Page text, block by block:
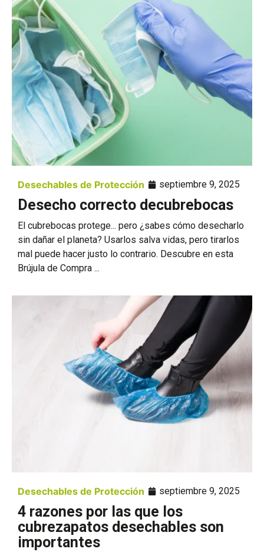
Desechables de Protección septiembre 9, 2025
Desecho correcto decubrebocas
El cubrebocas protege... pero ¿sabes cómo desecharlo
sin dañar el planeta? Usarlos salva vidas, pero tirarlos
mal puede hacer justo lo contrario. Descubre en esta
Brújula de Compra ...
Desechables de Protección septiembre 9, 2025
4 razones por las que los
cubrezapatos desechables son
importantes